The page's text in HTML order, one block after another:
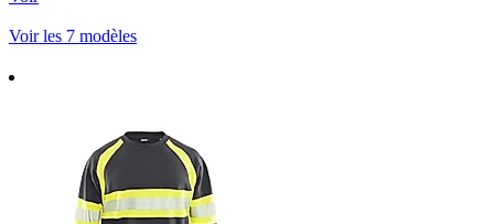
Voir les 7 modèles